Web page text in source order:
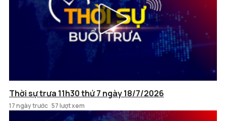
Thời sự trưa 11h30 thứ 7 ngày 18/7/2026
17 ngày trước 57 lượt xem